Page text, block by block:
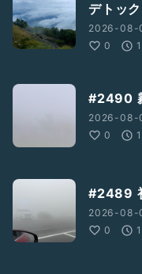
デトッ
2026-08-
0
#2490
2026-08-
0
#2489
2026-08-
0